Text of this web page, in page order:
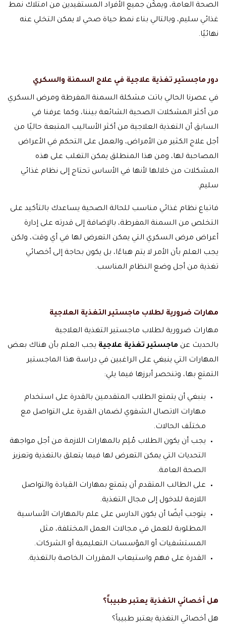
الصحة العامة، ويمكّن جميع الأفراد المستفيدين من امتلاك نمط
غذائي سليم، وبالتالي بناء نمط حياة صحي لا يمكن التخلي عنه
نهائيًا.
دور ماجستير تغذية علاجية في علاج السمنة والسكري
في عصرنا الحالي باتت مشكلة السمنة المفرطة ومرض السكري
من أكثر المشكلات الصحية الشائعة بيننا، وكما عرفنا في
السابق أن التغذية العلاجية من أكثر الأساليب المتبعة حاليًا من
أجل علاج الكثير من الأمراض، والعمل على التحكم في الأعراض
المصاحبة لها، ومن هذا المنطلق يمكن التغلب على هذه
المشكلات من خلالها لأنها في الأساس تحتاج إلى نظام غذائي
سليم.
فاتباع نظام غذائي مناسب للحالة الصحية يساعدك بالتأكيد على
التخلص من السمنة المفرطة، بالإضافة إلى قدرته على إدارة
أعراض مرض السكري التي يمكن التعرض لها في أي وقت، ولكن
يجب العلم بأن الأمر لا يتم هباءًا، بل يكون بحاجة إلى أخصائي
تغذية من أجل وضع النظام المناسب.
مهارات ضرورية لطلاب ماجستير التغذية العلاجية
مهارات ضرورية لطلاب ماجستير التغذية العلاجية
بالحديث عن ماجستير تغذية علاجية يجب العلم بأن هناك بعض
المهارات التي ينبغي على الراغبين في دراسة هذا الماجستير
التمتع بها، وتنحصر أبرزها فيما يلي:
ينبغي أن يتمتع الطلاب المتقدمين بالقدرة على استخدام
مهارات الاتصال الشفوي لضمان القدرة على التواصل مع
مختلَف الحالات.
يجب أن يكون الطلاب مُلِم بالمهارات اللازمة من أجل مواجهة
التحديات التي يمكن التعرض لها فيما يتعلق بالتغذية وتعزيز
الصحة العامة.
على الطالب المتقدم أن يتمتع بمهارات القيادة والتواصل
اللازمة للدخول إلى مجال التغذية.
يتوجب أيضًا أن يكون الدارس على علم بالمهارات الأساسية
المطلوبة للعمل في مجالات العمل المختلفة، مثل
المستشفيات أو المؤسسات التعليمية أو الشركات.
القدرة على فهم واستيعاب المقررات الخاصة بالتغذية.
هل أخصائي التغذية يعتبر طبيباً؟
هل أخصائي التغذية يعتبر طبيباً؟